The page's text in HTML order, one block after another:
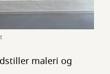
maleri og